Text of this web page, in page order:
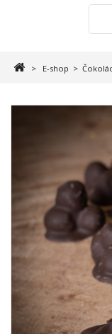
> E-shop >